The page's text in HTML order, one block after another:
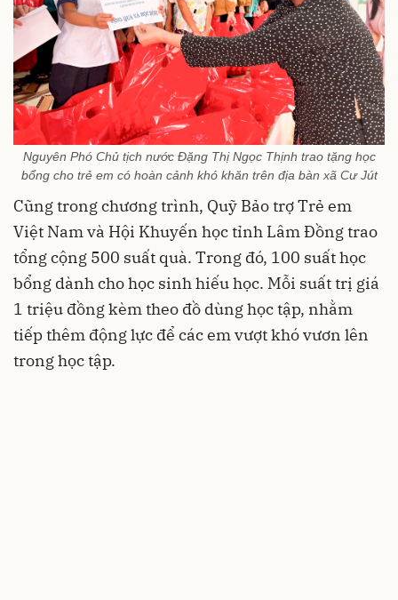
Nguyên Phó Chủ tịch nước Đặng Thị Ngọc Thịnh trao tặng học
bổng cho trẻ em có hoàn cảnh khó khăn trên địa bàn xã Cư Jút
Cũng trong chương trình, Quỹ Bảo trợ Trẻ em
Việt Nam và Hội Khuyến học tỉnh Lâm Đồng trao
tổng cộng 500 suất quà. Trong đó, 100 suất học
bổng dành cho học sinh hiếu học. Mỗi suất trị giá
1 triệu đồng kèm theo đồ dùng học tập, nhằm
tiếp thêm động lực để các em vượt khó vươn lên
trong học tập.